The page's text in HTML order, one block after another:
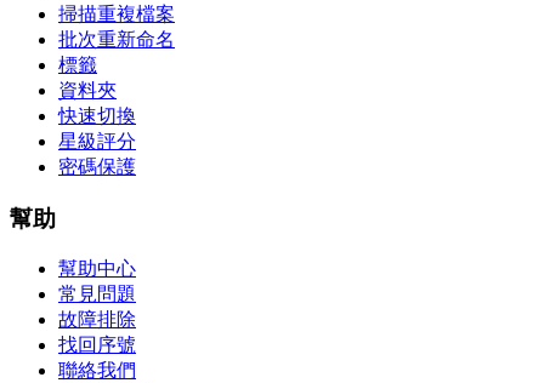
掃描重複檔案
批次重新命名
標籤
資料夾
快速切換
星級評分
密碼保護
幫助
幫助中心
常見問題
故障排除
找回序號
聯絡我們